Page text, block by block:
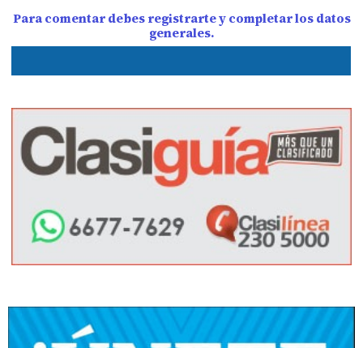
Para comentar debes registrarte y completar los datos
generales.